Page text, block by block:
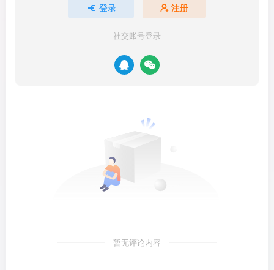
登录 注册
社交账号登录
暂无评论内容